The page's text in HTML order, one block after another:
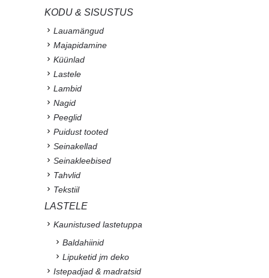
KODU & SISUSTUS
Lauamängud
Majapidamine
Küünlad
Lastele
Lambid
Nagid
Peeglid
Puidust tooted
Seinakellad
Seinakleebised
Tahvlid
Tekstiil
LASTELE
Kaunistused lastetuppa
Baldahiinid
Lipuketid jm deko
Istepadjad & madratsid